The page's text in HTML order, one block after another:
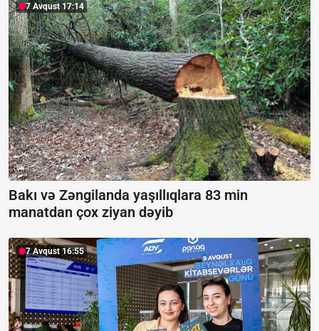
7 Avqust 17:14
Bakı və Zəngilanda yaşıllıqlara 83 min
manatdan çox ziyan dəyib
7 Avqust 16:55